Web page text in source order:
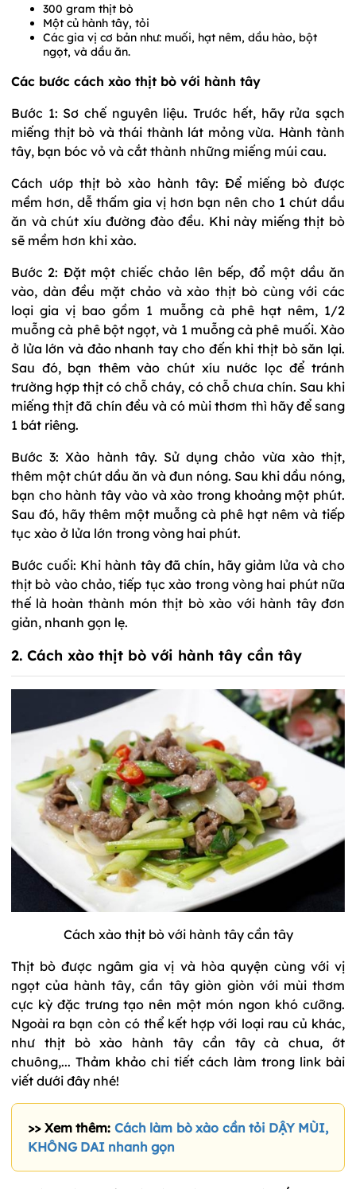
300 gram thịt bò
Một củ hành tây, tỏi
Các gia vị cơ bản như: muối, hạt nêm, dầu hào, bột
ngọt, và dầu ăn.
Các bước cách xào thịt bò với hành tây
Bước 1: Sơ chế nguyên liệu. Trước hết, hãy rửa sạch
miếng thịt bò và thái thành lát mỏng vừa. Hành tành
tây, bạn bóc vỏ và cắt thành những miếng múi cau.
Cách ướp thịt bò xào hành tây: Để miếng bò được
mềm hơn, dễ thấm gia vị hơn bạn nên cho 1 chút dầu
ăn và chút xíu đường đào đều. Khi này miếng thịt bò
sẽ mềm hơn khi xào.
Bước 2: Đặt một chiếc chảo lên bếp, đổ một dầu ăn
vào, dàn đều mặt chảo và xào thịt bò cùng với các
loại gia vị bao gồm 1 muỗng cà phê hạt nêm, 1/2
muỗng cà phê bột ngọt, và 1 muỗng cà phê muối. Xào
ở lửa lớn và đảo nhanh tay cho đến khi thịt bò săn lại.
Sau đó, bạn thêm vào chút xíu nước lọc để tránh
trường hợp thịt có chỗ cháy, có chỗ chưa chín. Sau khi
miếng thịt đã chín đều và có mùi thơm thì hãy để sang
1 bát riêng.
Bước 3: Xào hành tây. Sử dụng chảo vừa xào thịt,
thêm một chút dầu ăn và đun nóng. Sau khi dầu nóng,
bạn cho hành tây vào và xào trong khoảng một phút.
Sau đó, hãy thêm một muỗng cà phê hạt nêm và tiếp
tục xào ở lửa lớn trong vòng hai phút.
Bước cuối: Khi hành tây đã chín, hãy giảm lửa và cho
thịt bò vào chảo, tiếp tục xào trong vòng hai phút nữa
thế là hoàn thành món thịt bò xào với hành tây đơn
giản, nhanh gọn lẹ.
2. Cách xào thịt bò với hành tây cần tây
Cách xào thịt bò với hành tây cần tây
Thịt bò được ngâm gia vị và hòa quyện cùng với vị
ngọt của hành tây, cần tây giòn giòn với mùi thơm
cực kỳ đặc trưng tạo nên một món ngon khó cưỡng.
Ngoài ra bạn còn có thể kết hợp với loại rau củ khác,
như thịt bò xào hành tây cần tây cà chua, ớt
chuông,... Thảm khảo chi tiết cách làm trong link bài
viết dưới đây nhé!
>> Xem thêm: Cách làm bò xào cần tỏi DẬY MÙI,
KHÔNG DAI nhanh gọn